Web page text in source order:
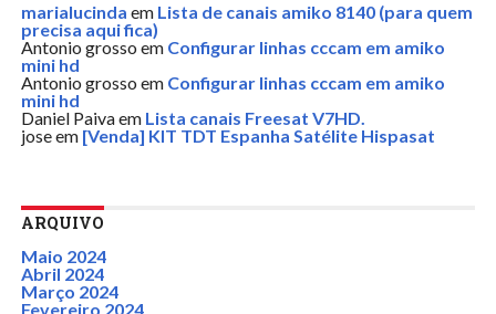
marialucinda em Lista de canais amiko 8140 (para quem
precisa aqui fica)
Antonio grosso em Configurar linhas cccam em amiko
mini hd
Antonio grosso em Configurar linhas cccam em amiko
mini hd
Daniel Paivaem Lista canais Freesat V7HD.
joseem [Venda] KIT TDT Espanha Satélite Hispasat
ARQUIVO
Maio 2024
Abril 2024
Março 2024
Fevereiro 2024